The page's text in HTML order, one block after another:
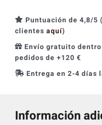
Puntuación de 4,8/5
clientes aquí)
Envío gratuito
pedidos de +120 €
Entrega en 2-4 días
Información